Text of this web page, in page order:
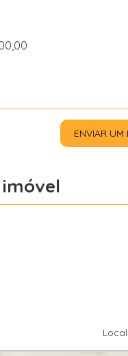
ENVIAR UM